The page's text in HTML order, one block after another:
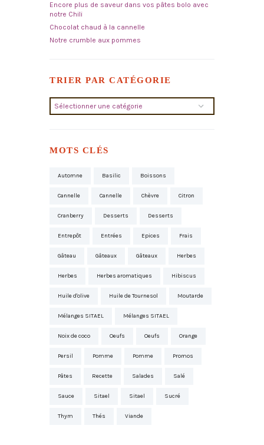
Encore plus de saveur dans vos pâtes bolo avec
notre Chili
Chocolat chaud à la cannelle
Notre crumble aux pommes
TRIER PAR CATÉGORIE
Trier
par
MOTS CLÉS
Automne Basilic Boissons
Cannelle Cannelle Chèvre Citron
Cranberry Desserts Desserts
Entrepôt Entrées Epices Frais
Gâteau Gâteaux Gâteaux Herbes
Herbes Herbes aromatiques Hibiscus
Huile d'olive Huile de Tournesol Moutarde
Mélanges SITAEL Mélanges SITAEL
Noix de coco Oeufs Oeufs Orange
Persil Pomme Pomme Promos
Pâtes Recette Salades Salé
Sauce Sitael Sitael Sucré
Thym Thés Viande